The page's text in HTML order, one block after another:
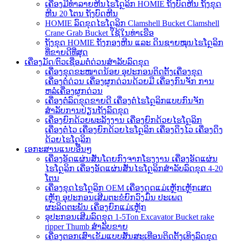
ເຄື່ອງມືທຳລາຍຫີນໄຮໂດຼລິກ HOMIE ຖັງບົດຫີນ ຖັງຂຸດ
ຫີນ 20 ໂຕນ ຖັງບົດຫີນ
HOMIE ລົດຂຸດໄຮໂດຼລິກ Clamshell Bucket Clamshell
Crane Grab Bucket ໃຊ້ໃນທ່າເຮືອ
ຖັງຂຸດ HOMIE ຖັງກອງຫີນ ແລະ ດິນຊາຍໝຸນໄຮໂດຼລິກ
ທີ່ຂາຍດີທີ່ສຸດ
ເຄື່ອງມັດ/ຕົວເຊື່ອມຕໍ່ດ່ວນສຳລັບລົດຂຸດ
ເຄື່ອງຂຸດຂະໜາດນ້ອຍ ອຸປະກອນຕິດຕັ້ງເຄື່ອງຂຸດ
ເຄື່ອງຕໍ່ດ່ວນ ເຄື່ອງຜູກດ່ວນດ້ວຍມື ເຄື່ອງກົນຈັກ ການ
ຫລໍ່ເຄື່ອງຜູກດ່ວນ
ເຄື່ອງຕໍ່ລົດຂຸດຂາຍດີ ເຄື່ອງຕໍ່ໄຮໂດຼລິກແບບກົນຈັກ
ສຳລັບການປ່ຽນຖັງລົດຂຸດ
ເຄື່ອງຍົກດ້ວຍພະລັງງານ ເຄື່ອງຍົກດ້ວຍໄຮໂດຼລິກ
ເຄື່ອງຕໍ່ໄວ ເຄື່ອງຍົກດ້ວຍໄຮໂດຼລິກ ເຄື່ອງດຶງໄວ ເຄື່ອງດຶງ
ດ້ວຍໄຮໂດຼລິກ
ເອກະສານແນບອື່ນໆ
ເຄື່ອງອັດແຜ່ນສັ່ນໂດຍກົງຈາກໂຮງງານ ເຄື່ອງອັດແຜ່ນ
ໄຮໂດຼລິກ ເຄື່ອງອັດແຜ່ນສັ່ນໄຮໂດຼລິກສຳລັບລົດຂຸດ 4-20
ໂຕນ
ເຄື່ອງຂຸດໄຮໂດຼລິກ OEM ເຄື່ອງດູດແມ່ເຫຼັກເຫຼັກເສດ
ເຫຼັກ ອຸປະກອນເສີມຕະຂໍຍົກວົງມົນ ປະເພດ
ຜະລິດຕະພັນ ເຄື່ອງຍົກແມ່ເຫຼັກ
ອຸປະກອນເສີມລົດຂຸດ 1-5Ton Excavator Bucket rake
ripper Thumb ສຳລັບຂາຍ
ເຄື່ອງຕອກເສົາເຂັມແບບສັ່ນສະເທືອນຕິດຕັ້ງເທິງລົດຂຸດ